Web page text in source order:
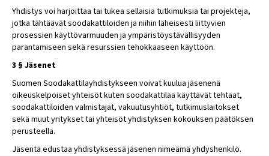
Yhdistys voi harjoittaa tai tukea sellaisia tutkimuksia tai projekteja,
jotka tähtäävät soodakattiloiden ja niihin läheisesti liittyvien
prosessien käyttövarmuuden ja ympäristöystävällisyyden
parantamiseen sekä resurssien tehokkaaseen käyttöön.
3 § Jäsenet
Suomen Soodakattilayhdistykseen voivat kuulua jäsenenä
oikeuskelpoiset yhteisöt kuten soodakattilaa käyttävät tehtaat,
soodakattiloiden valmistajat, vakuutusyhtiöt, tutkimuslaitokset
sekä muut yritykset tai yhteisöt yhdistyksen kokouksen päätöksen
perusteella.
Jäsentä edustaa yhdistyksessä jäsenen nimeämä yhdyshenkilö.